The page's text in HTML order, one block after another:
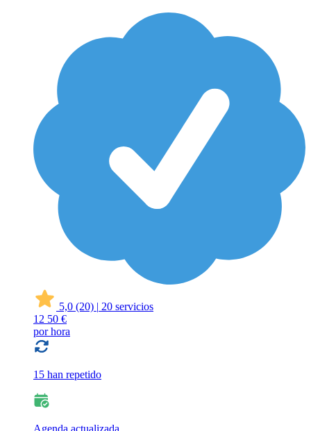
5,0 (20) | 20 servicios
12 50 €
por hora
15 han repetido